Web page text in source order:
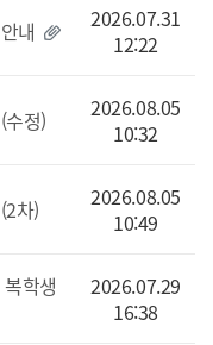
내
2026.07.31
12:22
정)
2026.08.05
10:32
차)
2026.08.05
10:49
학생
2026.07.29
16:38